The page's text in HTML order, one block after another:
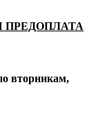
ПРЕДОПЛАТА
вторникам,